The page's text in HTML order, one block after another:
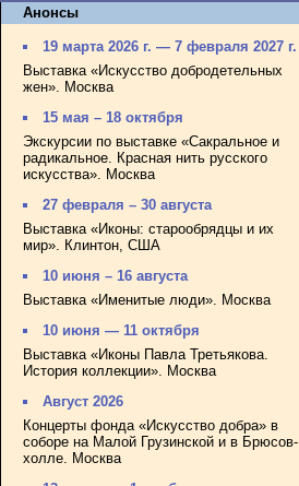
Анонсы
19 марта 2026 г. — 7 февраля 2027 г.
Выставка «Искусство добродетельных
жен». Москва
15 мая – 18 октября
Экскурсии по выставке «Сакральное и
радикальное. Красная нить русского
искусства». Москва
27 февраля – 30 августа
Выставка «Иконы: старообрядцы и их
мир». Клинтон, США
10 июня – 16 августа
Выставка «Именитые люди». Москва
10 июня — 11 октября
Выставка «Иконы Павла Третьякова.
История коллекции». Москва
Август 2026
Концерты фонда «Искусство добра» в
соборе на Малой Грузинской и в Брюсов-
холле. Москва